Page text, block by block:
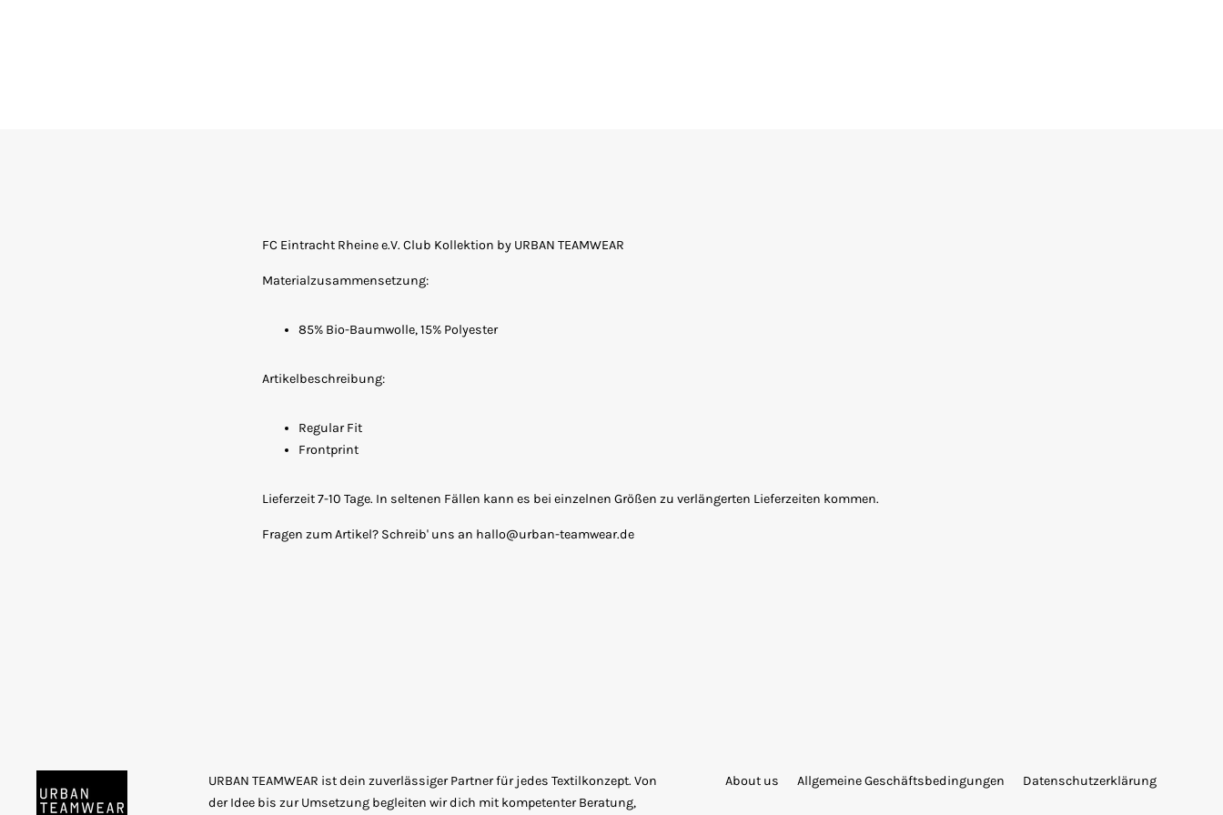
FC Eintracht Rheine e.V. Club Kollektion by URBAN TEAMWEAR
Materialzusammensetzung:
85% Bio-Baumwolle, 15% Polyester
Artikelbeschreibung:
Regular Fit
Frontprint
Lieferzeit 7-10 Tage. In seltenen Fällen kann es bei einzelnen Größen zu verlängerten Lieferzeiten kommen.
Fragen zum Artikel? Schreib' uns an hallo@urban-teamwear.de
URBAN TEAMWEAR ist dein zuverlässiger Partner für jedes Textilkonzept. Von
der Idee bis zur Umsetzung begleiten wir dich mit kompetenter Beratung,
About us Allgemeine Geschäftsbedingungen Datenschutzerklärung